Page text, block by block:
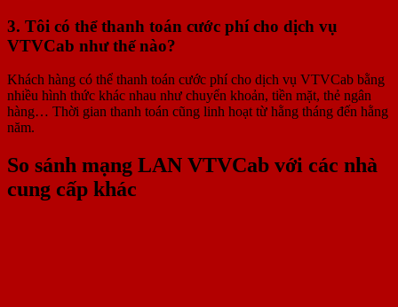
3. Tôi có thể thanh toán cước phí cho dịch vụ
VTVCab như thế nào?
Khách hàng có thể thanh toán cước phí cho dịch vụ VTVCab bằng
nhiều hình thức khác nhau như chuyển khoản, tiền mặt, thẻ ngân
hàng… Thời gian thanh toán cũng linh hoạt từ hằng tháng đến hằng
năm.
So sánh mạng LAN VTVCab với các nhà
cung cấp khác